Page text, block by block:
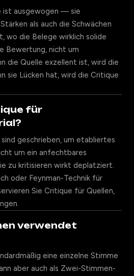
ist ausgewogen — sie
als auch die Schwächen
wo die Belege wirklich solide
Bewertung, nicht um
die Quelle exzellent ist, wird die
sie Lücken hat, wird die Critique
für
geschrieben, um etabliertes
um ein anfechtbares
zu kritisieren wirkt deplatziert.
oder Feynman-Technik für
Sie Critique für Quellen,
verwendet
eine einzelne Stimme
aber auch als Zwei-Stimmen-